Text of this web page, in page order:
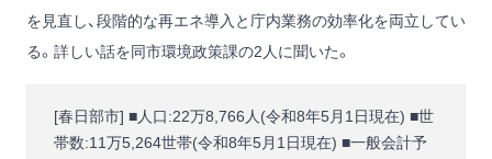
を見直し、段階的な再エネ導入と庁内業務の効率化を両立してい
る。詳しい話を同市環境政策課の2人に聞いた。
[春日部市] ■人口:22万8,766人(令和8年5月1日現在) ■世
帯数:11万5,264世帯(令和8年5月1日現在) ■一般会計予